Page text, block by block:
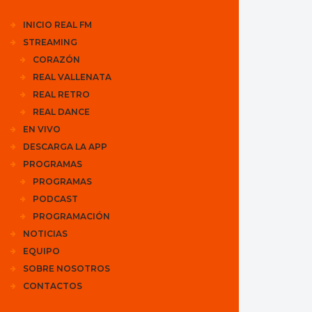
INICIO REAL FM
STREAMING
CORAZÓN
REAL VALLENATA
REAL RETRO
REAL DANCE
EN VIVO
DESCARGA LA APP
PROGRAMAS
PROGRAMAS
PODCAST
PROGRAMACIÓN
NOTICIAS
EQUIPO
SOBRE NOSOTROS
CONTACTOS